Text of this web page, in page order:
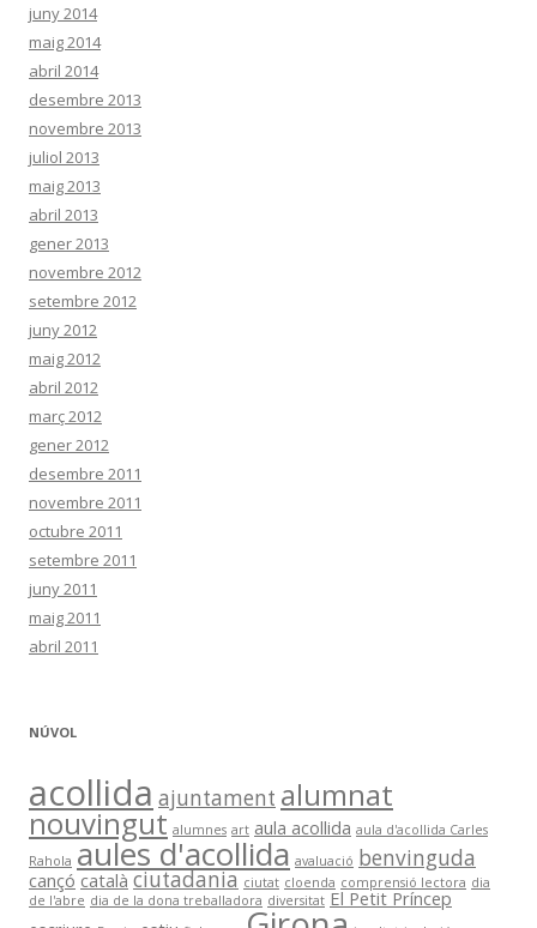
juny 2014
maig 2014
abril 2014
desembre 2013
novembre 2013
juliol 2013
maig 2013
abril 2013
gener 2013
novembre 2012
setembre 2012
juny 2012
maig 2012
abril 2012
març 2012
gener 2012
desembre 2011
novembre 2011
octubre 2011
setembre 2011
juny 2011
maig 2011
abril 2011
NÚVOL
acollida ajuntament alumnat
nouvingut alumnes art aula acollida aula d'acollida Carles
Rahola aules d'acollida avaluació benvinguda
cançó català ciutadania ciutat cloenda comprensió lectora dia
de l'abre dia de la dona treballadora diversitat El Petit Príncep